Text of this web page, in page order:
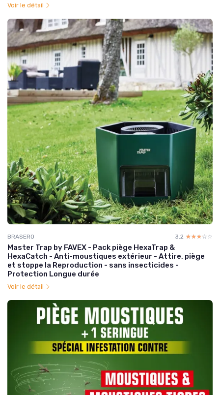
Voir le détail
BRASERO 3.2 ☆☆☆☆☆
★★★★★
Master Trap by FAVEX - Pack piège HexaTrap &
HexaCatch - Anti-moustiques extérieur - Attire, piège
et stoppe la Reproduction - sans insecticides -
Protection Longue durée
Voir le détail